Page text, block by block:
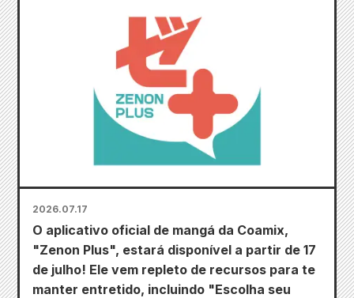
2026.07.17
O aplicativo oficial de mangá da Coamix,
"Zenon Plus", estará disponível a partir de 17
de julho! Ele vem repleto de recursos para te
manter entretido, incluindo "Escolha seu